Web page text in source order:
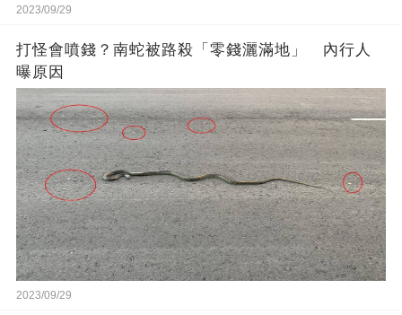
2023/09/29
打怪會噴錢？南蛇被路殺「零錢灑滿地」 內行人
曝原因
2023/09/29